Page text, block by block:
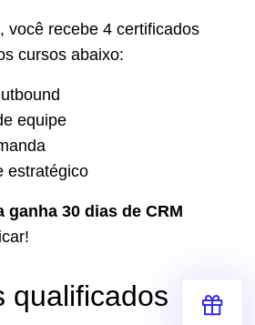
você recebe 4 certificados
cursos abaixo:
equipe
estratégico
ganha 30 dias de CRM
qualificados